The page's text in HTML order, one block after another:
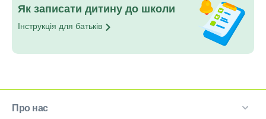
Як записати дитину до школи
Інструкція для батьків
Про нас